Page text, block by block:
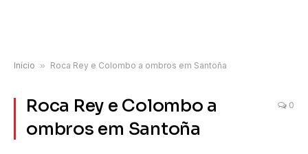
Início » Roca Rey e Colombo a ombros em Santoña
Roca Rey e Colombo a
ombros em Santoña
0